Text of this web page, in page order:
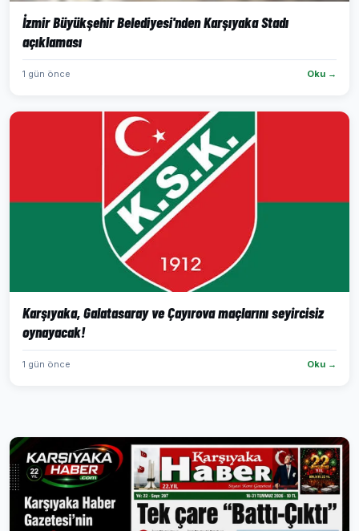
İzmir Büyükşehir Belediyesi'nden Karşıyaka Stadı
açıklaması
1 gün önce Oku →
Karşıyaka, Galatasaray ve Çayırova maçlarını seyircisiz
oynayacak!
1 gün önce Oku →